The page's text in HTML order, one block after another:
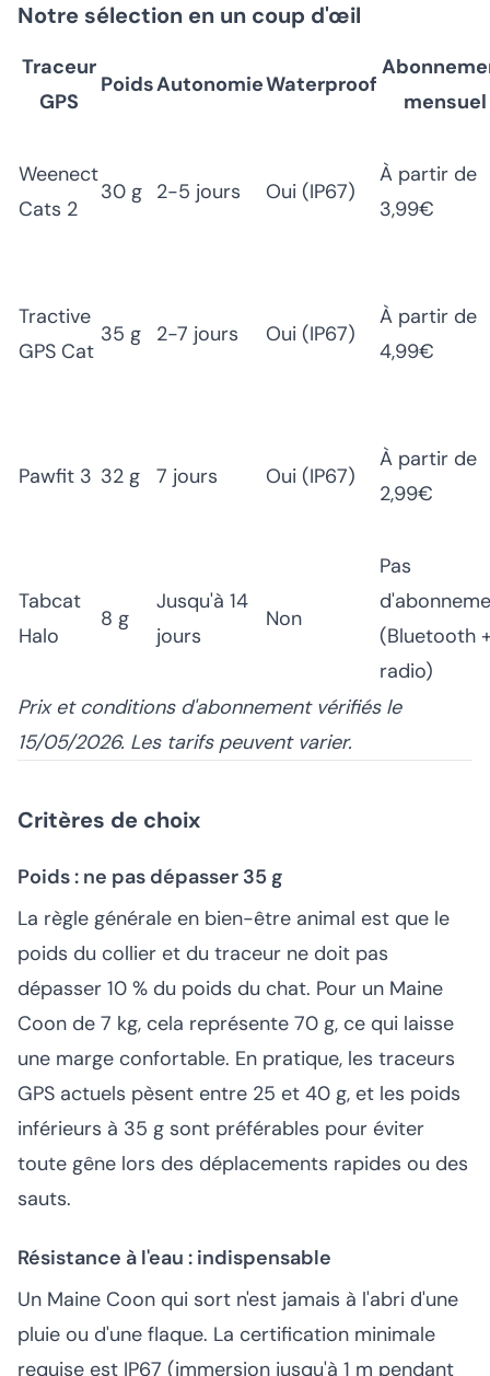
Notre sélection en un coup d'œil
Traceur
GPS
PoidsAutonomieWaterproof
mensuel
Weenect
Cats 2
30 g 2-5 jours Oui (IP67)
À partir de
3,99€
Tractive
GPS Cat
35 g 2-7 jours Oui (IP67)
À partir de
4,99€
Pawfit 3 32 g 7 jours Oui (IP67)
À partir de
2,99€
Tabcat
Halo
8 g
Jusqu'à 14
jours
Non
Pas
(Bluetooth
radio)
Prix et conditions d'abonnement vérifiés le
15/05/2026. Les tarifs peuvent varier.
Critères de choix
Poids : ne pas dépasser 35 g
La règle générale en bien-être animal est que le
poids du collier et du traceur ne doit pas
dépasser 10 % du poids du chat. Pour un Maine
Coon de 7 kg, cela représente 70 g, ce qui laisse
une marge confortable. En pratique, les traceurs
GPS actuels pèsent entre 25 et 40 g, et les poids
inférieurs à 35 g sont préférables pour éviter
toute gêne lors des déplacements rapides ou des
sauts.
Résistance à l'eau : indispensable
Un Maine Coon qui sort n'est jamais à l'abri d'une
pluie ou d'une flaque. La certification minimale
requise est IP67 (immersion jusqu'à 1 m pendant